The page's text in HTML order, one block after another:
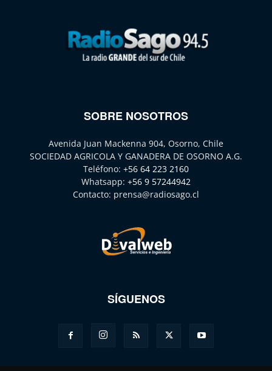
SOBRE NOSOTROS
Avenida Juan Mackenna 904, Osorno, Chile
SOCIEDAD AGRICOLA Y GANADERA DE OSORNO A.G.
Teléfono: +56 64 223 2160
Whatsapp: +56 9 57244942
Contacto: prensa@radiosago.cl
SÍGUENOS